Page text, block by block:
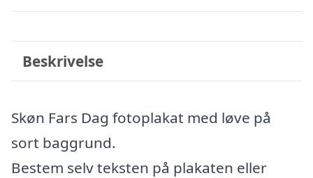
Beskrivelse
Skøn Fars Dag fotoplakat med løve på
sort baggrund.
Bestem selv teksten på plakaten eller